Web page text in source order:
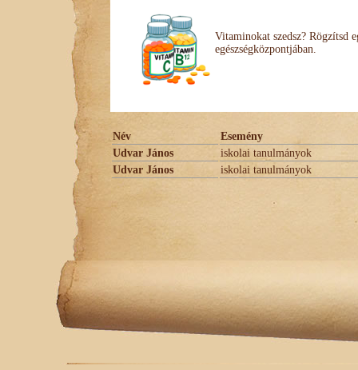
Vitaminokat szedsz? Rögzítsd
egészségközpontjában.
Név
Esemény
Udvar János
iskolai tanulmányok
Udvar János
iskolai tanulmányok